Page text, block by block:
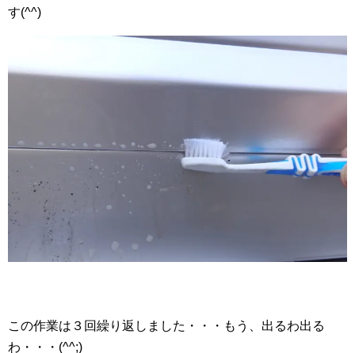
す(^^)
この作業は３回繰り返しました・・・もう、出るわ出る
わ・・・(^^;)